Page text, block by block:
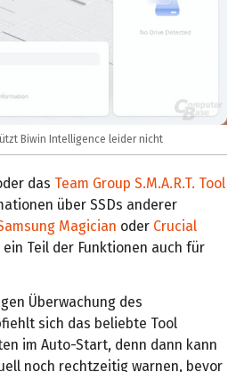
Biwin Intelligence leider nicht
das Team Group S.M.A.R.T. Tool
über SSDs anderer
Magician oder Crucial
Teil der Funktionen auch für
Überwachung des
sich das beliebte Tool
im Auto-Start, denn dann kann
noch rechtzeitig warnen, bevor